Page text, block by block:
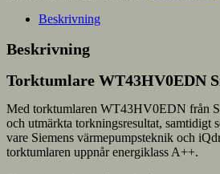
Beskrivning
Beskrivning
Torktumlare WT43HV0EDN
Med torktumlaren WT43HV0EDN från
och utmärkta torkningsresultat, samtidigt
vare Siemens värmepumpsteknik och
torktumlaren uppnår energiklass A++.